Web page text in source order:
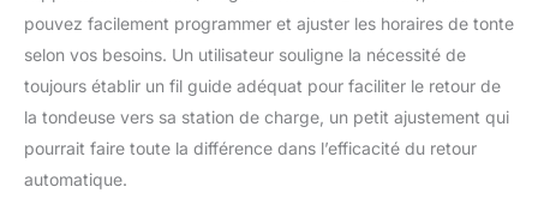
CONNECTIVITÉ : Pilotez
cette tondeuse robot
sans fil via smartphone,
personnalisez les
plannings, les zones, les
hauteurs de coupe et
pouvez facilement programmer et ajuster les horaires de tonte
selon vos besoins. Un utilisateur souligne la nécessité de
toujours établir un fil guide adéquat pour faciliter le retour de
la tondeuse vers sa station de charge, un petit ajustement qui
pourrait faire toute la différence dans l’efficacité du retour
automatique.